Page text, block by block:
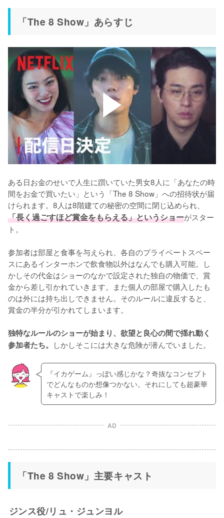
「The 8 Show」あらすじ
ある日お金のせいで人生に躓いていた男女8人に「あなたの時
間をお金で買いたい」という「The 8 Show」への招待状が届
けられます。8人は8階建ての秘密の空間に閉じ込められ、
「長く過ごすほど賞金をもらえる」というショーがスター
ト。
参加者は部屋と食事を与えられ、各自のプライベートスペー
スにあるインターホンで飲食物以外はなんでも購入可能。し
かしその代金はショーのなかで設定された独自の物価で、賞
金から差し引かれていきます。また個人の部屋で購入したも
のは外には持ち出しできません。そのルールに違反すると、
賞金の半分が引かれてしまいます。
独特なルールのショーが始まり、欲望と良心の間で揺れ動く
参加者たち。 しかしそこには大きな危険が潜んでいました。
『イカゲーム』っぽい感じかな？奇抜なコンセプト
でどんなものか想像つかない。それにしても超豪華
キャストで楽しみ！
AD
「The 8 Show」主要キャスト
ジンス役/リュ・ジュンヨル